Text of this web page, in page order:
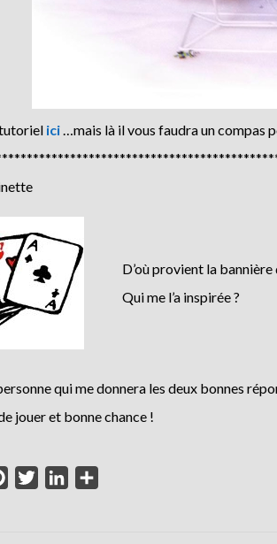
ici …mais là il vous faudra un compas
D’où provient la bannière
Qui me l’a inspirée ?
qui me donnera les deux bonnes
jouer et bonne chance !
PinterestTwitterLinkedIn